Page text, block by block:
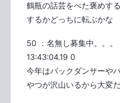
鶴瓶の話芸をべた褒めす
するかどっちに転ぶかな
50 ：名無し募集中。。
13:43:04.19 0
今年はバックダンサーや
やつが沢山いるから大変